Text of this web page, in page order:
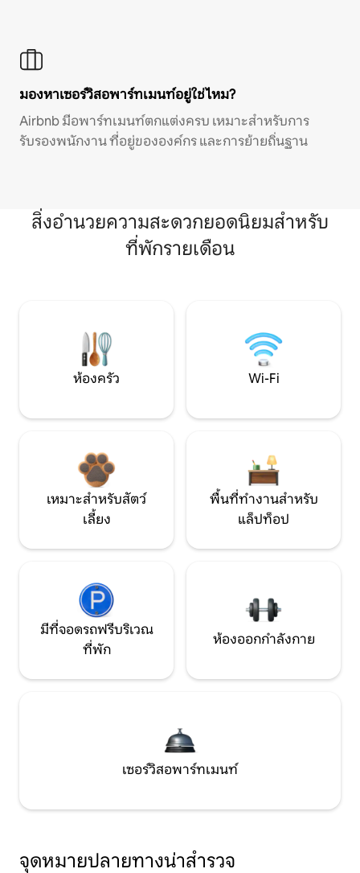
มองหาเซอร์วิสอพาร์ทเมนท์อยู่ใช่ไหม?
Airbnb มีอพาร์ทเมนท์ตกแต่งครบ เหมาะสำหรับการ
รับรองพนักงาน ที่อยู่ขององค์กร และการย้ายถิ่นฐาน
สิ่งอำนวยความสะดวกยอดนิยมสำหรับ
ที่พักรายเดือน
ห้องครัว Wi-Fi
เหมาะสำหรับสัตว์
เลี้ยง
พื้นที่ทำงานสำหรับ
แล็ปท็อป
มีที่จอดรถฟรีบริเวณ
ที่พัก
ห้องออกกำลังกาย
เซอร์วิสอพาร์ทเมนท์
จุดหมายปลายทางน่าสำรวจ